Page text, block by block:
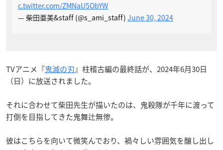
c.twitter.com/ZMNaU5ObYW
— 柴田亜美&staff (@s_ami_staff) June 30, 2024
TVアニメ『鬼滅の刃』柱稽古編の最終話が、2024年6月30日
（日）に放送されました。
それに合わせて柴田先生が描いたのは、鬼殺隊が千年に渡って
打倒を目指してきた鬼舞辻無惨。
彼はこちらを向いて微笑んでおり、禍々しい雰囲気を醸し出し